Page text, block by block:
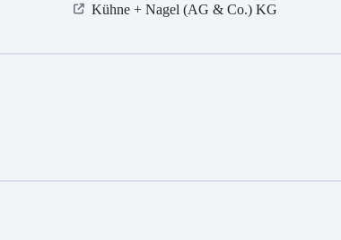
Kühne + Nagel (AG & Co.) KG